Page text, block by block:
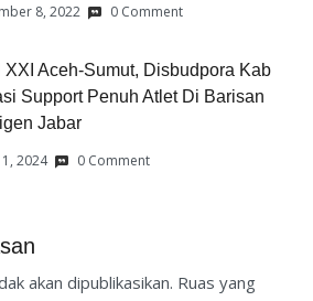
8, 2022 0 Comment
XXI Aceh-Sumut, Disbudpora Kab
Support Penuh Atlet Di Barisan
Jabar
2024 0 Comment
akan dipublikasikan. Ruas yang